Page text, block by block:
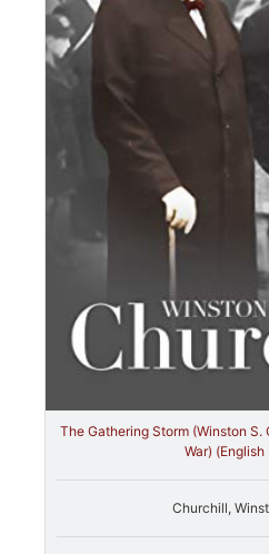
The Gathering Storm (Winston
War) (English
Churchill,